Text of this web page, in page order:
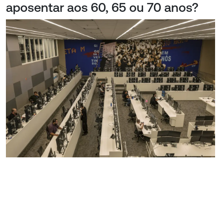
aposentar aos 60, 65 ou 70 anos?